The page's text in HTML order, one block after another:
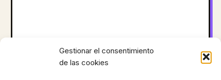
Gestionar el consentimiento
de las cookies